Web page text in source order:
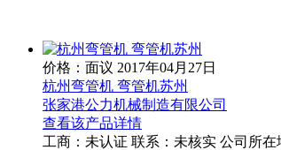
价格：面议 2017年04月27日
杭州弯管机 弯管机苏州
张家港公力机械制造有限公司
查看该产品详情
工商： 未认证 联系： 未核实 公司所在